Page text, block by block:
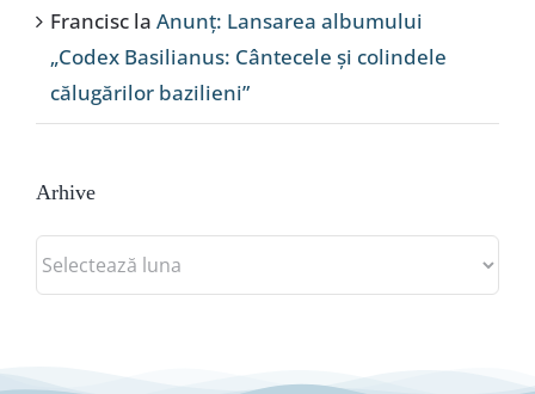
Francisc la Anunț: Lansarea albumului
„Codex Basilianus: Cântecele și colindele
călugărilor bazilieni”
Arhive
Arhive